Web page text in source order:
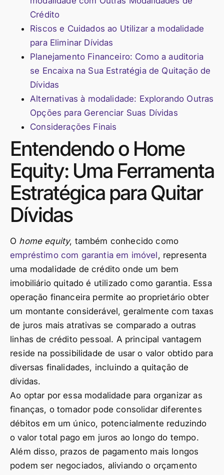
Crédito
Riscos e Cuidados ao Utilizar a modalidade
para Eliminar Dívidas
Planejamento Financeiro: Como a auditoria
se Encaixa na Sua Estratégia de Quitação de
Dívidas
Alternativas à modalidade: Explorando Outras
Opções para Gerenciar Suas Dívidas
Considerações Finais
Entendendo o Home
Equity: Uma Ferramenta
Estratégica para Quitar
Dívidas
O home equity, também conhecido como
empréstimo com garantia em imóvel, representa
uma modalidade de crédito onde um bem
imobiliário quitado é utilizado como garantia. Essa
operação financeira permite ao proprietário obter
um montante considerável, geralmente com taxas
de juros mais atrativas se comparado a outras
linhas de crédito pessoal. A principal vantagem
reside na possibilidade de usar o valor obtido para
diversas finalidades, incluindo a quitação de
dívidas.
Ao optar por essa modalidade para organizar as
finanças, o tomador pode consolidar diferentes
débitos em um único, potencialmente reduzindo
o valor total pago em juros ao longo do tempo.
Além disso, prazos de pagamento mais longos
podem ser negociados, aliviando o orçamento